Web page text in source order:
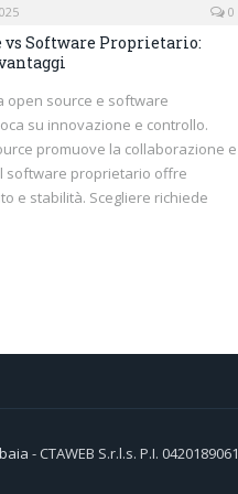
0
vs Software Proprietario:
open source e software
su innovazione e controllo.
promuove la collaborazione e
software proprietario offre
e stabilità. Scegliere richiede
- CTAWEB S.r.l.s. P.I.